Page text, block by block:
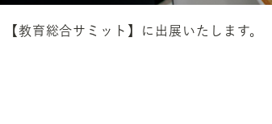
教育総合サミット】に出展いたします。